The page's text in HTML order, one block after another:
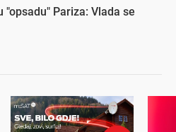
Pariza: Vlada se